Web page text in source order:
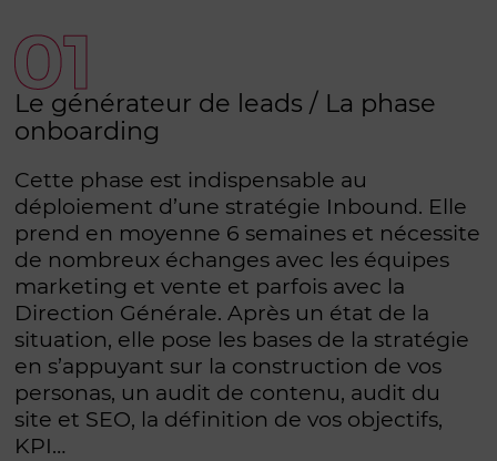
Le générateur de leads / La phase
onboarding
Cette phase est indispensable au
déploiement d’une stratégie Inbound. Elle
prend en moyenne 6 semaines et nécessite
de nombreux échanges avec les équipes
marketing et vente et parfois avec la
Direction Générale. Après un état de la
situation, elle pose les bases de la stratégie
en s’appuyant sur la construction de vos
personas, un audit de contenu, audit du
site et SEO, la définition de vos objectifs,
KPI…